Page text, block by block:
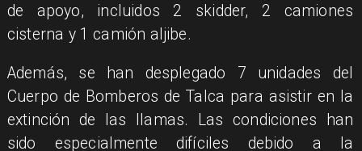
de apoyo, incluidos 2 skidder, 2 camiones
cisterna y 1 camión aljibe.
Además, se han desplegado 7 unidades del
Cuerpo de Bomberos de Talca para asistir en la
extinción de las llamas. Las condiciones han
sido especialmente difíciles debido a la